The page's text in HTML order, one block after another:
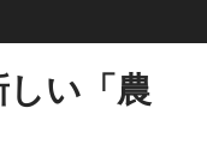
い「農